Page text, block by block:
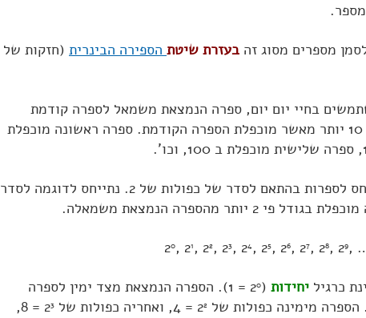
מספרים מסוג זה בעזרת שיטת הספירה הבינרית (חזקות של
בחיי יום יום, ספרה הנמצאת משמאל לספרה קודמת
מציינת מספר מוכפל בגודל פי 10 יותר מאשר מוכפלת הספרה הקודמת. ספרה ראשונה מוכפלת
מקובל להתייחס לספרות בהתאם לסדר של כפולות של 2. נתייחס לדוגמה לסדר
מהספרה הנמצאת משמאלה.
20, 21 , 22, 23, 24, 25, 26, 27, 28, 29,
כרגיל יחידות (2
0
= 1). הספרה הנמצאת מצד ימין לספרה
2 = 4, ואחריה כפולות של 2 3
= 8,